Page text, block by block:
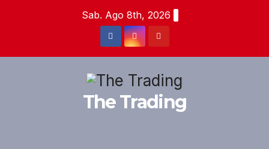
Sab. Ago 8th, 2026
The Trading